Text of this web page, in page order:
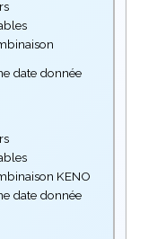
date donnée
KENO
date donnée